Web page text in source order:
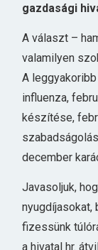
gazdasági
A választ –
valamilyen
A
influenza,
készítése,
december
Javasoljuk,
nyugdíjasokat,
fizessünk
a hivatal hr.